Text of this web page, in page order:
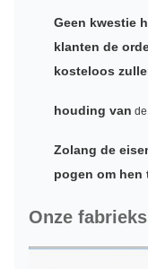
Geen kwestie
klanten de
kosteloos
houding van de
Zolang de
pogen om hen
Onze